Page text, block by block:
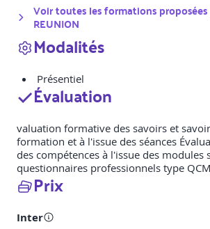
Voir toutes les formations
REUNION
Modalités
Présentiel
Évaluation
valuation formative des savoirs et
formation et à l'issue des séances
des compétences à l'issue des modules
questionnaires professionnels type QCM
Prix
Inter